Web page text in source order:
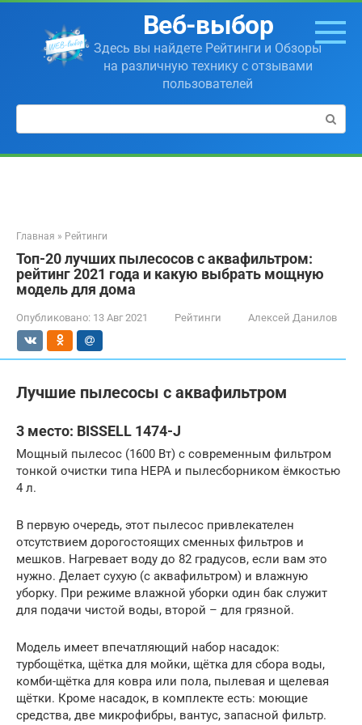
Перейти
контенту
Веб-выбор
Здесь вы найдете Рейтинги и Обзоры
на различную технику с отзывами
пользователей
Поиск:
Главная » Рейтинги
Топ-20 лучших пылесосов с аквафильтром:
рейтинг 2021 года и какую выбрать мощную
модель для дома
Опубликовано: 13 Авг 2021 Рейтинги Алексей Данилов
Лучшие пылесосы с аквафильтром
3 место: BISSELL 1474-J
Мощный пылесос (1600 Вт) с современным фильтром
тонкой очистки типа НЕРА и пылесборником ёмкостью
4 л.
В первую очередь, этот пылесос привлекателен
отсутствием дорогостоящих сменных фильтров и
мешков. Нагревает воду до 82 градусов, если вам это
нужно. Делает сухую (с аквафильтром) и влажную
уборку. При режиме влажной уборки один бак служит
для подачи чистой воды, второй – для грязной.
Модель имеет впечатляющий набор насадок:
турбощётка, щётка для мойки, щётка для сбора воды,
комби-щётка для ковра или пола, пылевая и щелевая
щётки. Кроме насадок, в комплекте есть: моющие
средства, две микрофибры, вантус, запасной фильтр.